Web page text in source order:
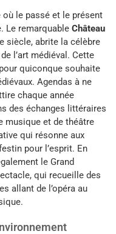
où le passé et le présent
Le remarquable Château
siècle, abrite la célèbre
l’art médiéval. Cette
quiconque souhaite
Agendas à ne
chaque année
des échanges littéraires
musique et de théâtre
qui résonne aux
pour l’esprit. En
le Grand
qui recueille des
allant de l’opéra au